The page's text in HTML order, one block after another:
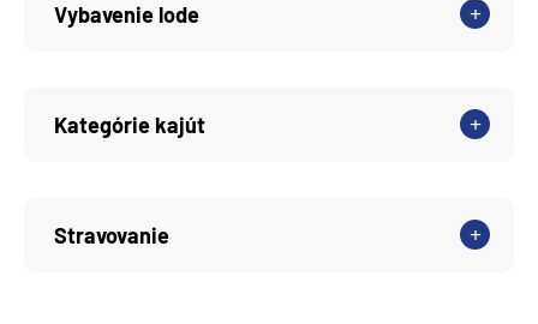
Vybavenie lode
Kategórie kajút
Stravovanie